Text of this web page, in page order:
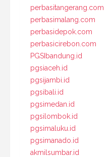
perbasitangerang.com
perbasimalang.com
perbasidepok.com
perbasicirebon.com
PGSIbandung.id
pgsiaceh.id
pgsijambi.id
pgsibali.id
pgsimedan.id
pgsilombok.id
pgsimaluku.id
pgsimanado.id
akmilsumbar.id